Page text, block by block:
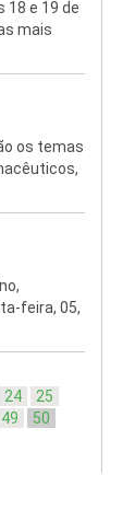
18 e 19 de
mais
os temas
feira, 05,
24
25
49
50